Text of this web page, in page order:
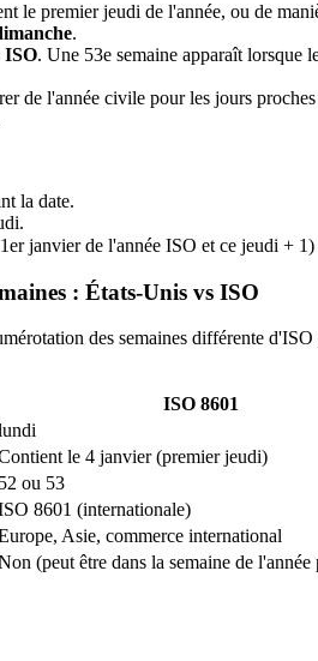
le premier jeudi de l'année, ou de
.
ISO. Une 53e semaine apparaît lorsque
de l'année civile pour les jours
la date.
janvier de l'année ISO et ce jeudi + 1)
: États-Unis vs ISO
des semaines différente
ISO 8601
le 4 janvier (premier jeudi)
52 ou 53
8601 (internationale)
Asie, commerce international
(peut être dans la semaine de l'année